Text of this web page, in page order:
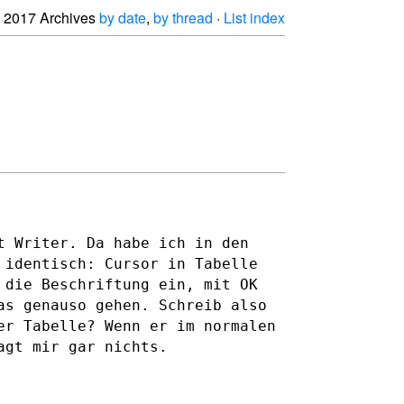
2017 Archivesby date, by thread · List index
Writer. Da habe ich in den
identisch: Cursor in Tabelle
Beschriftung ein, mit OK
genauso gehen. Schreib also
Tabelle? Wenn er im normalen
mir gar nichts.